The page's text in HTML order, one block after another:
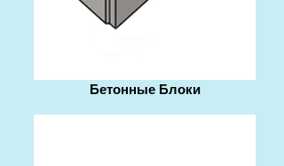
Бетонные Блоки